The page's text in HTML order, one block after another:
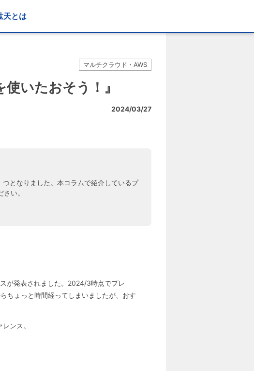
天とは
マルチクラウド・AWS
いたおそう！』
2024/03/27
となりました。本コラムで紹介しているプ
い。
が発表されました。2024/3時点でプレ
ちょっと時間経ってしまいましたが、おす
ンス。